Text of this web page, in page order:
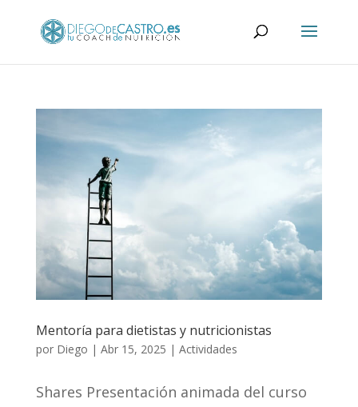
Mentoría para dietistas y nutricionistas
por Diego | Abr 15, 2025 | Actividades
Shares Presentación animada del curso